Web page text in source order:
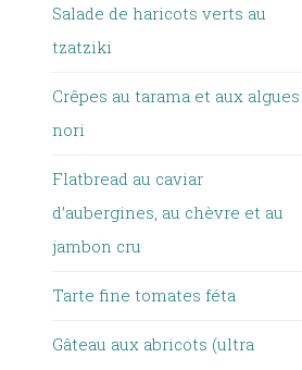
Salade de haricots verts au
tzatziki
Crêpes au tarama et aux algues
nori
Flatbread au caviar
d’aubergines, au chèvre et au
jambon cru
Tarte fine tomates féta
Gâteau aux abricots (ultra